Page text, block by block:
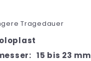
Tragedauer
15 bis 23 mm